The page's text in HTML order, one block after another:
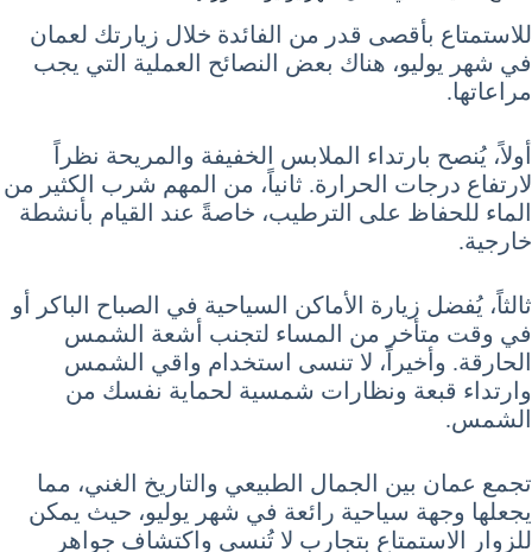
للاستمتاع بأقصى قدر من الفائدة خلال زيارتك لعمان
في شهر يوليو، هناك بعض النصائح العملية التي يجب
مراعاتها.
أولاً، يُنصح بارتداء الملابس الخفيفة والمريحة نظراً
لارتفاع درجات الحرارة. ثانياً، من المهم شرب الكثير من
الماء للحفاظ على الترطيب، خاصةً عند القيام بأنشطة
خارجية.
ثالثاً، يُفضل زيارة الأماكن السياحية في الصباح الباكر أو
في وقت متأخر من المساء لتجنب أشعة الشمس
الحارقة. وأخيراً، لا تنسى استخدام واقي الشمس
وارتداء قبعة ونظارات شمسية لحماية نفسك من
الشمس.
تجمع عمان بين الجمال الطبيعي والتاريخ الغني، مما
يجعلها وجهة سياحية رائعة في شهر يوليو، حيث يمكن
للزوار الاستمتاع بتجارب لا تُنسى واكتشاف جواهر